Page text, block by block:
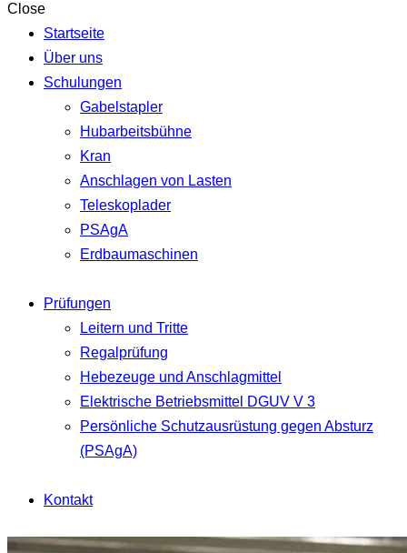
Close
Startseite
Über uns
Schulungen
Gabelstapler
Hubarbeitsbühne
Kran
Anschlagen von Lasten
Teleskoplader
PSAgA
Erdbaumaschinen
Prüfungen
Leitern und Tritte
Regalprüfung
Hebezeuge und Anschlagmittel
Elektrische Betriebsmittel DGUV V 3
Persönliche Schutzausrüstung gegen Absturz
(PSAgA)
Kontakt